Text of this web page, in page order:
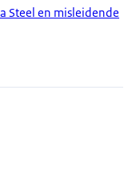
Steel en misleidende